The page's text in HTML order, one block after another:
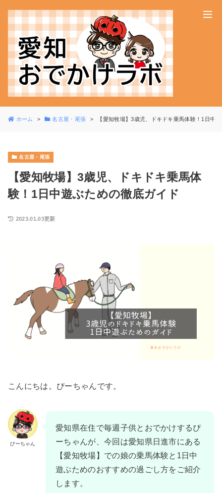
ホーム 名古屋・尾張 【愛知牧場】3歳児、ドキドキ乗馬体験！1日中
名古屋・尾張
【愛知牧場】3歳児、ドキドキ乗馬体
験！1日中遊ぶための徹底ガイド
2023.01.03更新
こんにちは。ぴーちゃんです。
ぴーちゃん
愛知県在住で毎週子供とおでかけするぴ
ーちゃんが、今回は愛知県日進市にある
【愛知牧場】での娘の乗馬体験と1日中
遊ぶためのおすすめの過ごし方をご紹介
します。